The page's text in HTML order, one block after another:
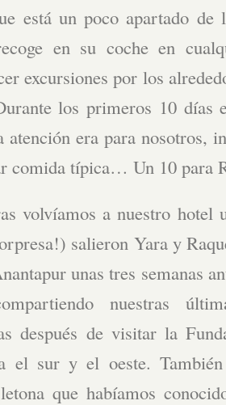
está un poco apartado de
en su coche en
excursiones por los
los primeros 10 días
atención era para nosotros,
comida típica… Un 10 para
volvíamos a nuestro hotel
salieron Yara y
unas tres semanas
nuestras
después de visitar la
el sur y el oeste.
que habíamos